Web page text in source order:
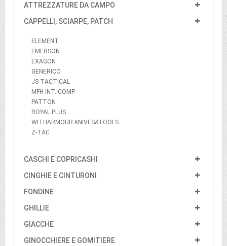
ATTREZZATURE DA CAMPO
CAPPELLI, SCIARPE, PATCH
ELEMENT
EMERSON
EXAGON
GENERICO
JS-TACTICAL
MFH INT. COMP.
PATTON
ROYAL PLUS
WITHARMOUR KNIVES&TOOLS
Z-TAC
CASCHI E COPRICASHI
CINGHIE E CINTURONI
FONDINE
GHILLIE
GIACCHE
GINOCCHIERE E GOMITIERE